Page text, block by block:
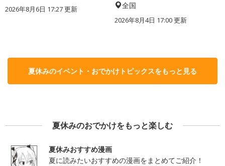
2026年8月6日 17:27更新 全国
2026年8月4日 17:00更新
夏休みのイベント・おでかけトピックスをもっと見る
夏休みのおでかけをもっと楽しむ
夏休みおすすめ漫画
夏に読みたいおすすめの漫画をまとめてご紹介！